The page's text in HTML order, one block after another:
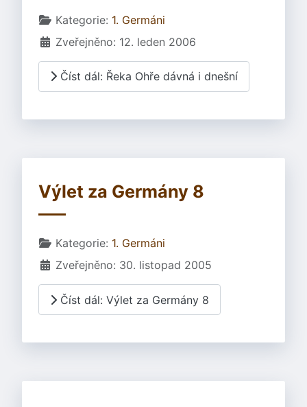
Základní údaje
Kategorie: 1. Germáni
Zveřejněno: 12. leden 2006
Číst dál: Řeka Ohře dávná i dnešní
Výlet za Germány 8
Základní údaje
Kategorie: 1. Germáni
Zveřejněno: 30. listopad 2005
Číst dál: Výlet za Germány 8